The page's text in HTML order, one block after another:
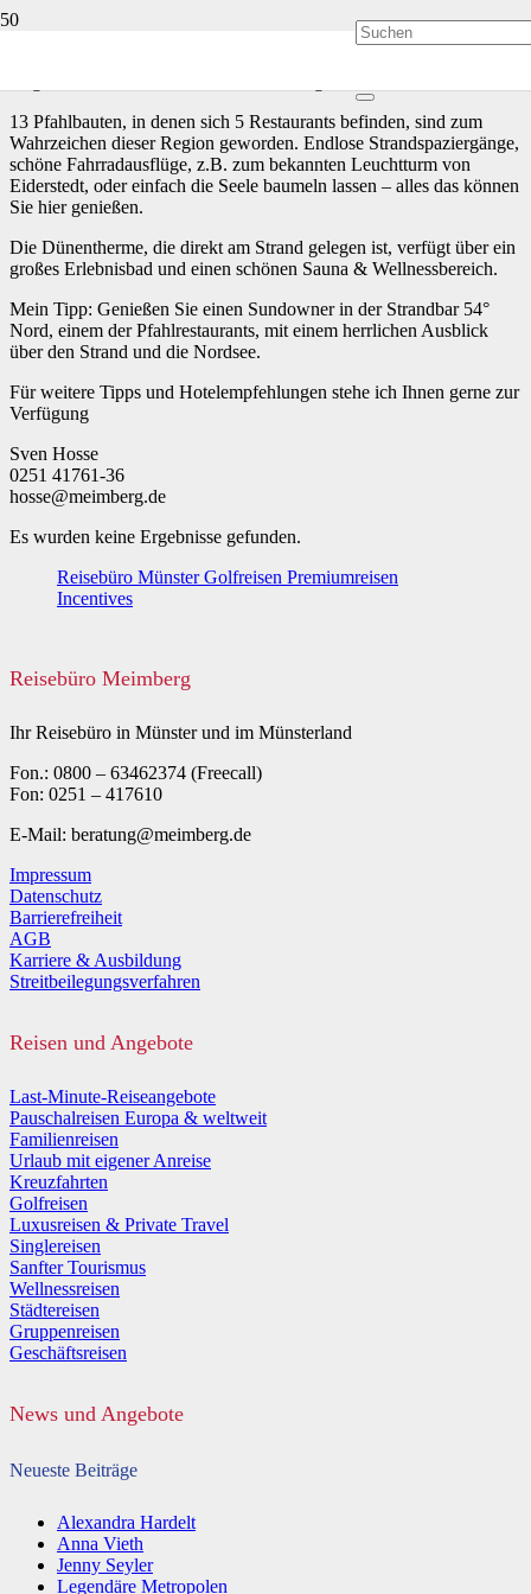
Der schöne Ort St. Peter Ording liegt auf der Halbinsel Eiderstedt
13 Pfahlbauten, in denen sich 5 Restaurants befinden, sind zum
Wahrzeichen dieser Region geworden. Endlose Strandspaziergänge,
schöne Fahrradausflüge, z.B. zum bekannten Leuchtturm von
Eiderstedt, oder einfach die Seele baumeln lassen – alles das können
Sie hier genießen.
Die Dünentherme, die direkt am Strand gelegen ist, verfügt über ein
großes Erlebnisbad und einen schönen Sauna & Wellnessbereich.
Mein Tipp: Genießen Sie einen Sundowner in der Strandbar 54°
Nord, einem der Pfahlrestaurants, mit einem herrlichen Ausblick
über den Strand und die Nordsee.
Für weitere Tipps und Hotelempfehlungen stehe ich Ihnen gerne zur
Verfügung
Sven Hosse
0251 41761-36
hosse@meimberg.de
Es wurden keine Ergebnisse gefunden.
Reisebüro Münster Golfreisen Premiumreisen
Incentives
Reisebüro Meimberg
Ihr Reisebüro in Münster und im Münsterland
Fon.: 0800 – 63462374 (Freecall)
Fon: 0251 – 417610
E-Mail: beratung@meimberg.de
Impressum
Datenschutz
Barrierefreiheit
AGB
Karriere & Ausbildung
Streitbeilegungsverfahren
Reisen und Angebote
Last-Minute-Reiseangebote
Pauschalreisen Europa & weltweit
Familienreisen
Urlaub mit eigener Anreise
Kreuzfahrten
Golfreisen
Luxusreisen & Private Travel
Singlereisen
Sanfter Tourismus
Wellnessreisen
Städtereisen
Gruppenreisen
Geschäftsreisen
News und Angebote
Neueste Beiträge
Alexandra Hardelt
Anna Vieth
Jenny Seyler
Legendäre Metropolen